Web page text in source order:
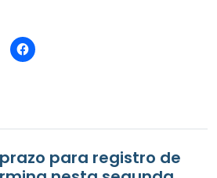
prazo para registro de